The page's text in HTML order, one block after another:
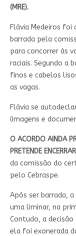
(MRE).
Flávia Medeiros foi
barrada pela
para concorrer às
raciais. Segundo a
finos e cabelos
as vagas.
Flávia se
(imagens e
O ACORDO AINDA
PRETENDE
da comissão do
pelo Cebraspe.
Após ser barrada,
uma liminar, na
Contudo, a
ela foi exonerada